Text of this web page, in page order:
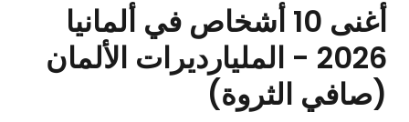
أغنى 10 أشخاص في ألمانيا
2026 - المليارديرات الألمان
(صافي الثروة)